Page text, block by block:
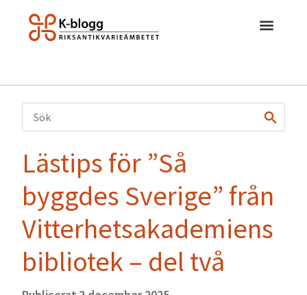
Lästips för ”Så
byggdes Sverige” från
Vitterhetsakademiens
bibliotek – del två